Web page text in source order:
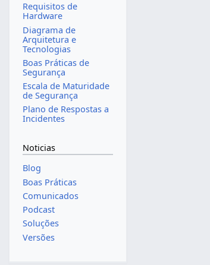
Requisitos de
Hardware
Diagrama de
Arquitetura e
Tecnologias
Boas Práticas de
Segurança
Escala de Maturidade
de Segurança
Plano de Respostas a
Incidentes
Noticias
Blog
Boas Práticas
Comunicados
Podcast
Soluções
Versões